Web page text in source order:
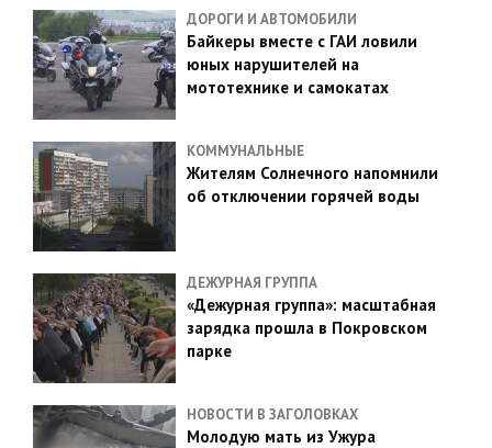
ДОРОГИ И АВТОМОБИЛИ
Байкеры вместе с ГАИ ловили
юных нарушителей на
мототехнике и самокатах
КОММУНАЛЬНЫЕ
Жителям Солнечного напомнили
об отключении горячей воды
ДЕЖУРНАЯ ГРУППА
«Дежурная группа»: масштабная
зарядка прошла в Покровском
парке
НОВОСТИ В ЗАГОЛОВКАХ
Молодую мать из Ужура